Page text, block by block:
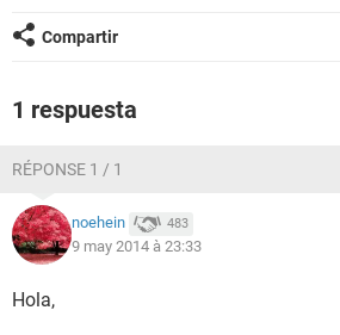
GLOSARIO
Compartir
1 respuesta
RÉPONSE 1 / 1
noehein 483
9 may 2014 à 23:33
Hola,